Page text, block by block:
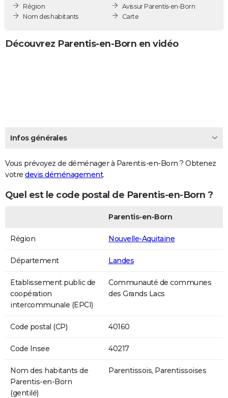
Destinations
City break
Voyage nature
Voyage de noces
Forum
ClimatPHOTO
COPAINS D'AVANT
FORUM
Bricolage
Lifestyle
Culture
Sport
Auto
Television
Voyage
Cinema
Région
Nom des habitants
Avis sur Parentis-en-Born
Carte
Découvrez Parentis-en-Born en vidéo
Infos générales
Vous prévoyez de déménager à Parentis-en-Born ? Obtenez
votre devis déménagement.
Quel est le code postal de Parentis-en-Born ?
Parentis-en-Born
Région Nouvelle-Aquitaine
Département Landes
Etablissement public de
coopération
intercommunale (EPCI)
Communauté de communes
des Grands Lacs
Code postal (CP) 40160
Code Insee 40217
Nom des habitants de
Parentis-en-Born
(gentilé)
Parentissois, Parentissoises